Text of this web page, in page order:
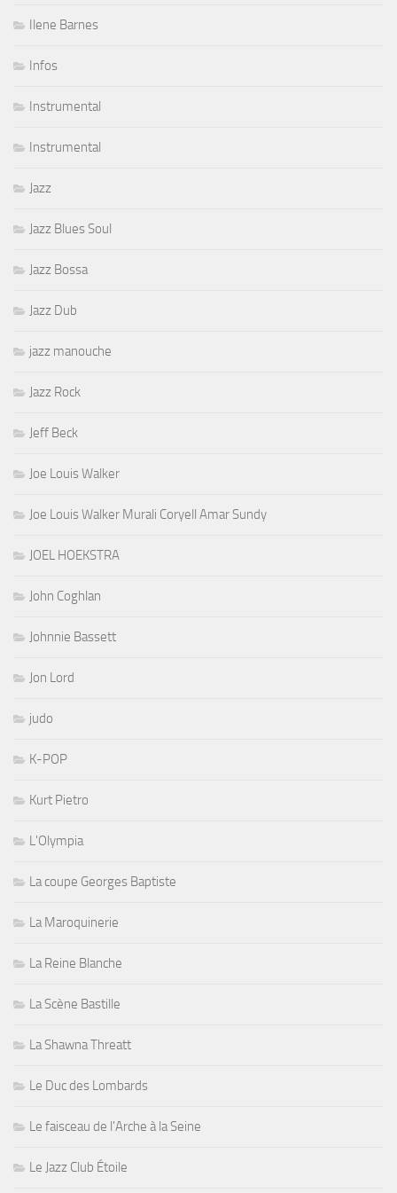
Ilene Barnes
Infos
Instrumental
Instrumental
Jazz
Jazz Blues Soul
Jazz Bossa
Jazz Dub
jazz manouche
Jazz Rock
Jeff Beck
Joe Louis Walker
Joe Louis Walker Murali Coryell Amar Sundy
JOEL HOEKSTRA
John Coghlan
Johnnie Bassett
Jon Lord
judo
K-POP
Kurt Pietro
L'Olympia
La coupe Georges Baptiste
La Maroquinerie
La Reine Blanche
La Scène Bastille
La Shawna Threatt
Le Duc des Lombards
Le faisceau de l'Arche à la Seine
Le Jazz Club Étoile